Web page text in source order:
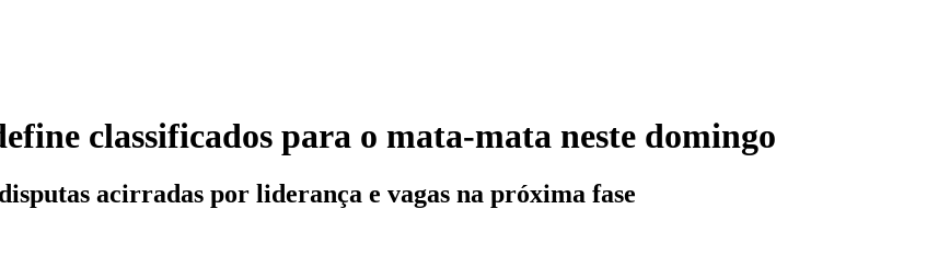
classificados para o mata-mata neste domingo
acirradas por liderança e vagas na próxima fase